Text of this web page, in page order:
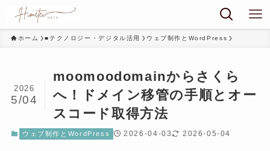
ホーム ■テクノロジー・デジタル活用 ウェブ制作とWordPress
moomoodomainからさくら
へ！ドメイン移管の手順とオー
スコード取得方法
2026
5/04
ウェブ制作とWordPress 2026-04-03 2026-05-04